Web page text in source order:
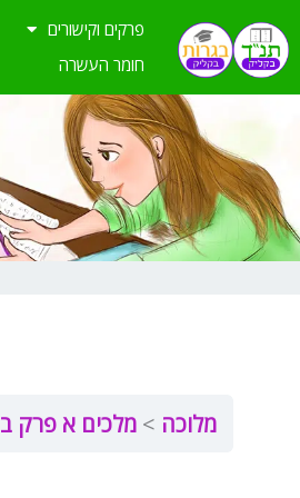
לתוכן
פרקים וקישורים
חומר העשרה
מלוכה מלכים א פרק ב